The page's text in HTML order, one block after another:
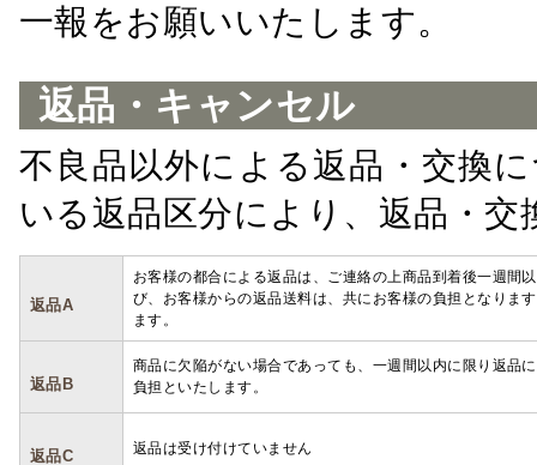
一報をお願いいたします。
返品・キャンセル
不良品以外による返品・交換
いる返品区分により、返品・
返品A
お客様の都合による返品は、ご連絡の上商品到着後一週間
び、お客様からの返品送料は、共にお客様の負担となりま
ます。
返品B
商品に欠陥がない場合であっても、一週間以内に限り返品
負担といたします。
返品C 返品は受け付けていません